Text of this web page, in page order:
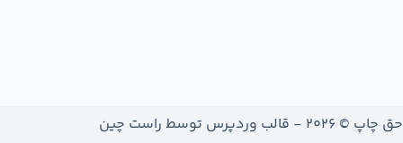
حق چاپ © 2026 - قالب وردپرس توسط راست چین